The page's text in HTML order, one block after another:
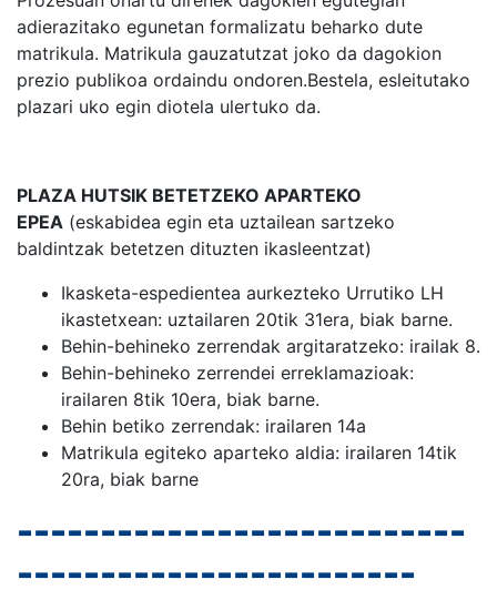
adierazitako egunetan formalizatu beharko dute
matrikula. Matrikula gauzatutzat joko da dagokion
prezio publikoa ordaindu ondoren.Bestela, esleitutako
plazari uko egin diotela ulertuko da.
PLAZA HUTSIK BETETZEKO APARTEKO
EPEA (eskabidea egin eta uztailean sartzeko
baldintzak betetzen dituzten ikasleentzat)
Ikasketa-espedientea aurkezteko Urrutiko LH
ikastetxean: uztailaren 20tik 31era, biak barne.
Behin-behineko zerrendak argitaratzeko: irailak 8.
Behin-behineko zerrendei erreklamazioak:
irailaren 8tik 10era, biak barne.
Behin betiko zerrendak: irailaren 14a
Matrikula egiteko aparteko aldia: irailaren 14tik
20ra, biak barne
---------------------------
------------------------